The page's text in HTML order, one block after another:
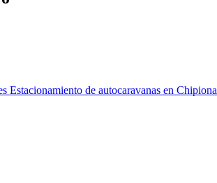
Estacionamiento de autocaravanas en Chipiona